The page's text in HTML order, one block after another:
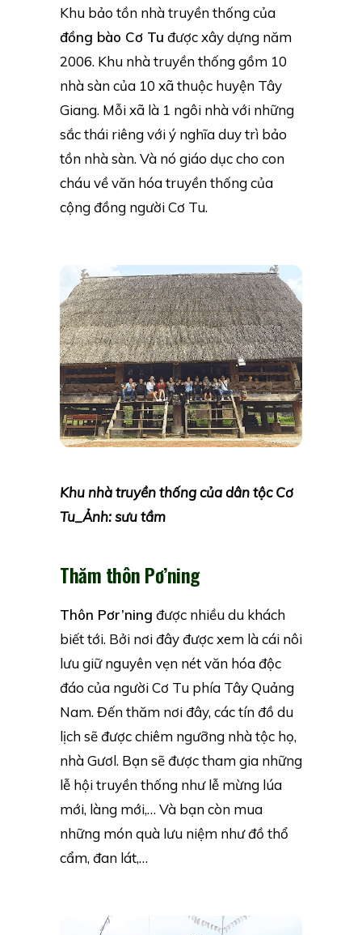
Khu bảo tồn nhà truyền thống của
đồng bào Cơ Tu được xây dựng năm
2006. Khu nhà truyền thống gồm 10
nhà sàn của 10 xã thuộc huyện Tây
Giang. Mỗi xã là 1 ngôi nhà với những
sắc thái riêng với ý nghĩa duy trì bảo
tồn nhà sàn. Và nó giáo dục cho con
cháu về văn hóa truyền thống của
cộng đồng người Cơ Tu.
Khu nhà truyền thống của dân tộc Cơ
Tu_Ảnh: sưu tầm
Thăm thôn Pơ’ning
Thôn Pơr’ning được nhiều du khách
biết tới. Bởi nơi đây được xem là cái nôi
lưu giữ nguyên vẹn nét văn hóa độc
đáo của người Cơ Tu phía Tây Quảng
Nam. Đến thăm nơi đây, các tín đồ du
lịch sẽ được chiêm ngưỡng nhà tộc họ,
nhà Gươl. Bạn sẽ được tham gia những
lễ hội truyền thống như lễ mừng lúa
mới, làng mới,… Và bạn còn mua
những món quà lưu niệm như đồ thổ
cẩm, đan lát,…